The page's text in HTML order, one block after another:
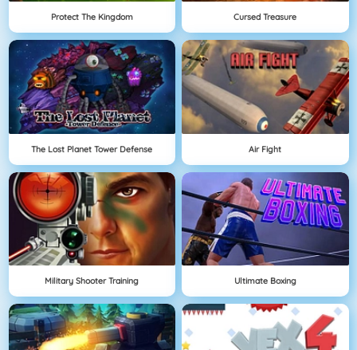
Protect The Kingdom Cursed Treasure
The Lost Planet Tower Defense Air Fight
Military Shooter Training Ultimate Boxing